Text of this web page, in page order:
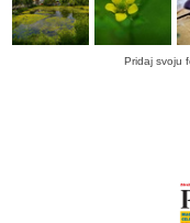
Pridaj svoju